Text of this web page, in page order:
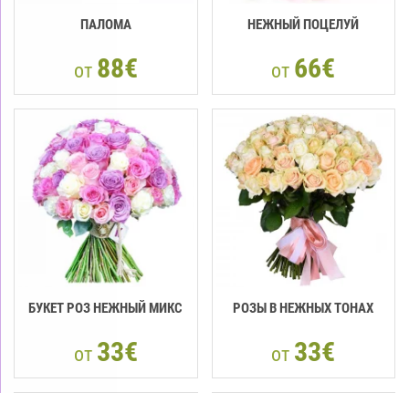
ПАЛОМА
от 88€
НЕЖНЫЙ ПОЦЕЛУЙ
от 66€
БУКЕТ РОЗ НЕЖНЫЙ МИКС
от 33€
РОЗЫ В НЕЖНЫХ ТОНАХ
от 33€